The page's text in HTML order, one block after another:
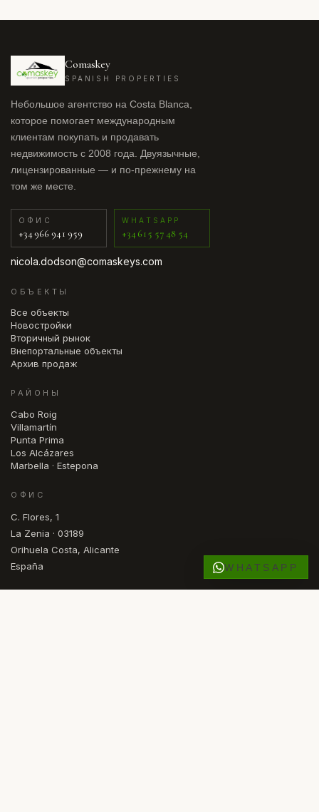
Comaskey
SPANISH PROPERTIES
Небольшое агентство на Costa Blanca,
которое помогает международным
клиентам покупать и продавать
недвижимость с 2008 года. Двуязычные,
лицензированные — и по-прежнему на
том же месте.
ОФИС
+34 966 941 959
WHATSAPP
+34 615 57 48 54
nicola.dodson@comaskeys.com
ОБЪЕКТЫ
Все объекты
Новостройки
Вторичный рынок
Внепортальные объекты
Архив продаж
РАЙОНЫ
Cabo Roig
Villamartín
Punta Prima
Los Alcázares
Marbella · Estepona
ОФИС
C. Flores, 1
La Zenia · 03189
Orihuela Costa, Alicante
España
WHATSAPP